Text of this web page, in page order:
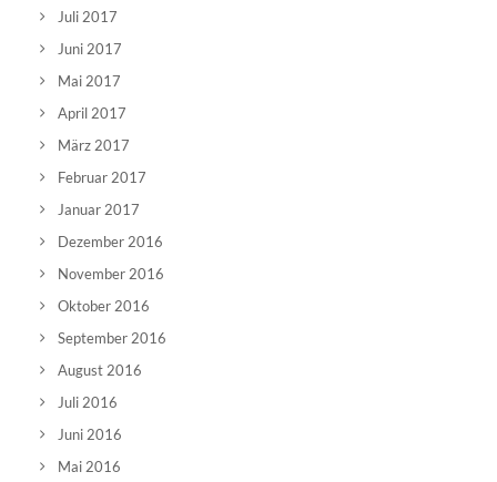
Juli 2017
Juni 2017
Mai 2017
April 2017
März 2017
Februar 2017
Januar 2017
Dezember 2016
November 2016
Oktober 2016
September 2016
August 2016
Juli 2016
Juni 2016
Mai 2016